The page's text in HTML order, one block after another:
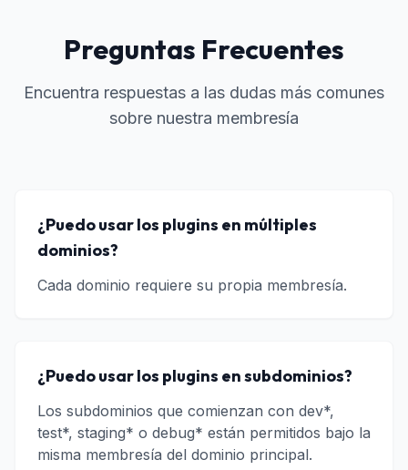
Preguntas Frecuentes
Encuentra respuestas a las dudas más comunes
sobre nuestra membresía
¿Puedo usar los plugins en múltiples
dominios?
Cada dominio requiere su propia membresía.
¿Puedo usar los plugins en subdominios?
Los subdominios que comienzan con dev*,
test*, staging* o debug* están permitidos bajo la
misma membresía del dominio principal.